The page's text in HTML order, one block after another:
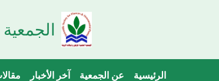
الرئيسية عن الجمعية آخر الأخبار